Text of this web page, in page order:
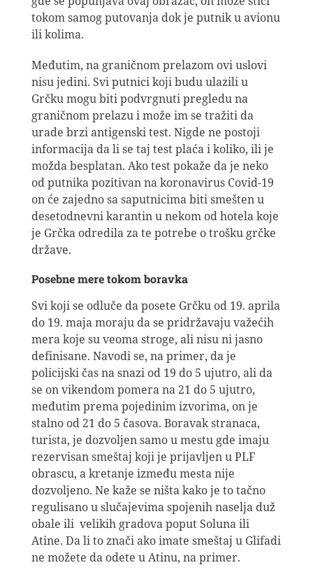
tokom samog putovanja dok je putnik u avionu
ili kolima.
Međutim, na graničnom prelazom ovi uslovi
nisu jedini. Svi putnici koji budu ulazili u
Grčku mogu biti podvrgnuti pregledu na
graničnom prelazu i može im se tražiti da
urade brzi antigenski test. Nigde ne postoji
informacija da li se taj test plaća i koliko, ili je
možda besplatan. Ako test pokaže da je neko
od putnika pozitivan na koronavirus Covid-19
on će zajedno sa saputnicima biti smešten u
desetodnevni karantin u nekom od hotela koje
je Grčka odredila za te potrebe o trošku grčke
države.
Posebne mere tokom boravka
Svi koji se odluče da posete Grčku od 19. aprila
do 19. maja moraju da se pridržavaju važećih
mera koje su veoma stroge, ali nisu ni jasno
definisane. Navodi se, na primer, da je
policijski čas na snazi od 19 do 5 ujutro, ali da
se on vikendom pomera na 21 do 5 ujutro,
međutim prema pojedinim izvorima, on je
stalno od 21 do 5 časova. Boravak stranaca,
turista, je dozvoljen samo u mestu gde imaju
rezervisan smeštaj koji je prijavljen u PLF
obrascu, a kretanje između mesta nije
dozvoljeno. Ne kaže se ništa kako je to tačno
regulisano u slučajevima spojenih naselja duž
obale ili velikih gradova poput Soluna ili
Atine. Da li to znači ako imate smeštaj u Glifadi
ne možete da odete u Atinu, na primer.